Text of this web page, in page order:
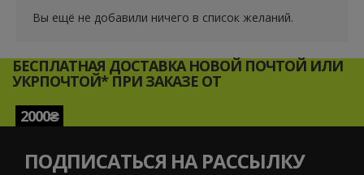
Вы ещё не добавили ничего в список желаний.
БЕСПЛАТНАЯ ДОСТАВКА НОВОЙ ПОЧТОЙ ИЛИ
УКРПОЧТОЙ* ПРИ ЗАКАЗЕ ОТ
2000₴
ПОДПИСАТЬСЯ НА РАССЫЛКУ